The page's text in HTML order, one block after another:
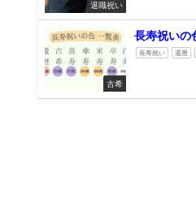
退職祝い
古希
長寿祝いの
長寿祝い 還暦